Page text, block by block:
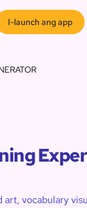
I-launch ang app
art, vocabulary